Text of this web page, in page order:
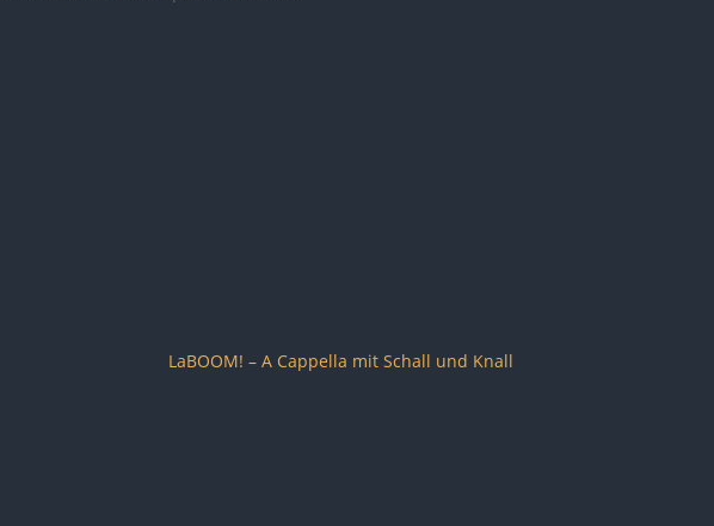
LaBOOM! – A Cappella mit Schall und Knall